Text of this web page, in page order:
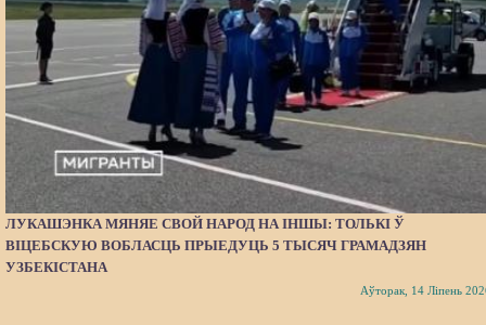
ЛУКАШЭНКА МЯНЯЕ СВОЙ НАРОД НА ІНШЫ: ТОЛЬКІ Ў
ВІЦЕБСКУЮ ВОБЛАСЦЬ ПРЫЕДУЦЬ 5 ТЫСЯЧ ГРАМАДЗЯН
УЗБЕКІСТАНА
Аўторак, 14 Ліпень